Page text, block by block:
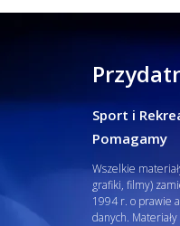
Sport i
Pomagamy
Wszelkie
grafiki, filmy)
1994 r. o prawie
danych.